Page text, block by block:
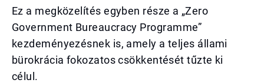
Ez a megközelítés egyben része a „Zero
Government Bureaucracy Programme”
kezdeményezésnek is, amely a teljes állami
bürokrácia fokozatos csökkentését tűzte ki
célul.